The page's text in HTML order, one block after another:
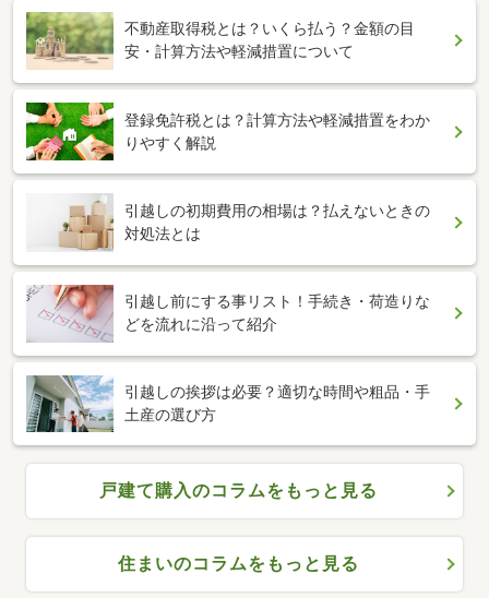
不動産取得税とは？いくら払う？金額の目
安・計算方法や軽減措置について
登録免許税とは？計算方法や軽減措置をわか
りやすく解説
引越しの初期費用の相場は？払えないときの
対処法とは
引越し前にする事リスト！手続き・荷造りな
どを流れに沿って紹介
引越しの挨拶は必要？適切な時間や粗品・手
土産の選び方
戸建て購入のコラムをもっと見る
住まいのコラムをもっと見る